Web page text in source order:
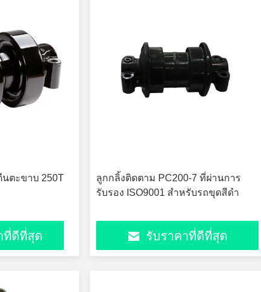
ตะขาบ 250T
ที่ดีที่สุด
ลูกกลิ้งติดตาม PC200-7 ที่ผ่านการ
รับรอง ISO9001 สำหรับรถขุดสีดำ
รับราคาที่ดีที่สุด